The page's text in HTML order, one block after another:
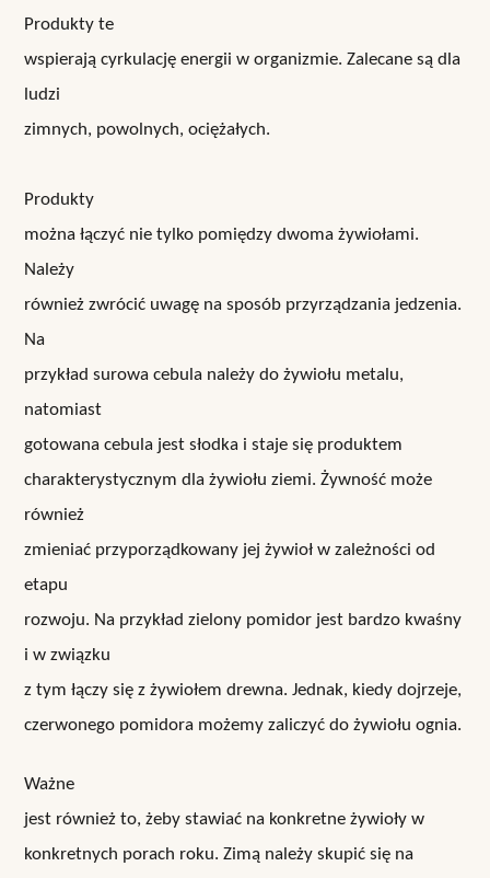
Produkty te
wspierają cyrkulację energii w organizmie. Zalecane są dla
ludzi
zimnych, powolnych, ociężałych.
Produkty
można łączyć nie tylko pomiędzy dwoma żywiołami.
Należy
również zwrócić uwagę na sposób przyrządzania jedzenia.
Na
przykład surowa cebula należy do żywiołu metalu,
natomiast
gotowana cebula jest słodka i staje się produktem
charakterystycznym dla żywiołu ziemi. Żywność może
również
zmieniać przyporządkowany jej żywioł w zależności od
etapu
rozwoju. Na przykład zielony pomidor jest bardzo kwaśny
i w związku
z tym łączy się z żywiołem drewna. Jednak, kiedy dojrzeje,
czerwonego pomidora możemy zaliczyć do żywiołu ognia.
Ważne
jest również to, żeby stawiać na konkretne żywioły w
konkretnych porach roku. Zimą należy skupić się na